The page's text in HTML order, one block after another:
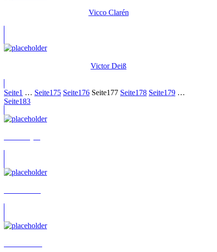
Vicco Clarén
Victor Deiß
Seite1 … Seite175 Seite176 Seite177 Seite178 Seite179 …
Seite183